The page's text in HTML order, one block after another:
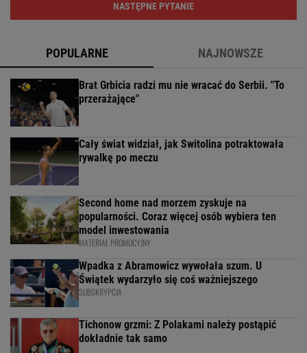
NASTĘPNE PYTANIE
POPULARNE NAJNOWSZE
Brat Grbicia radzi mu nie wracać do Serbii. "To
przerażające"
Cały świat widział, jak Switolina potraktowała
rywalkę po meczu
Second home nad morzem zyskuje na
popularności. Coraz więcej osób wybiera ten
model inwestowania
MATERIAŁ PROMOCYJNY
Wpadka z Abramowicz wywołała szum. U
Świątek wydarzyło się coś ważniejszego
SUBSKRYPCJA
Tichonow grzmi: Z Polakami należy postąpić
dokładnie tak samo